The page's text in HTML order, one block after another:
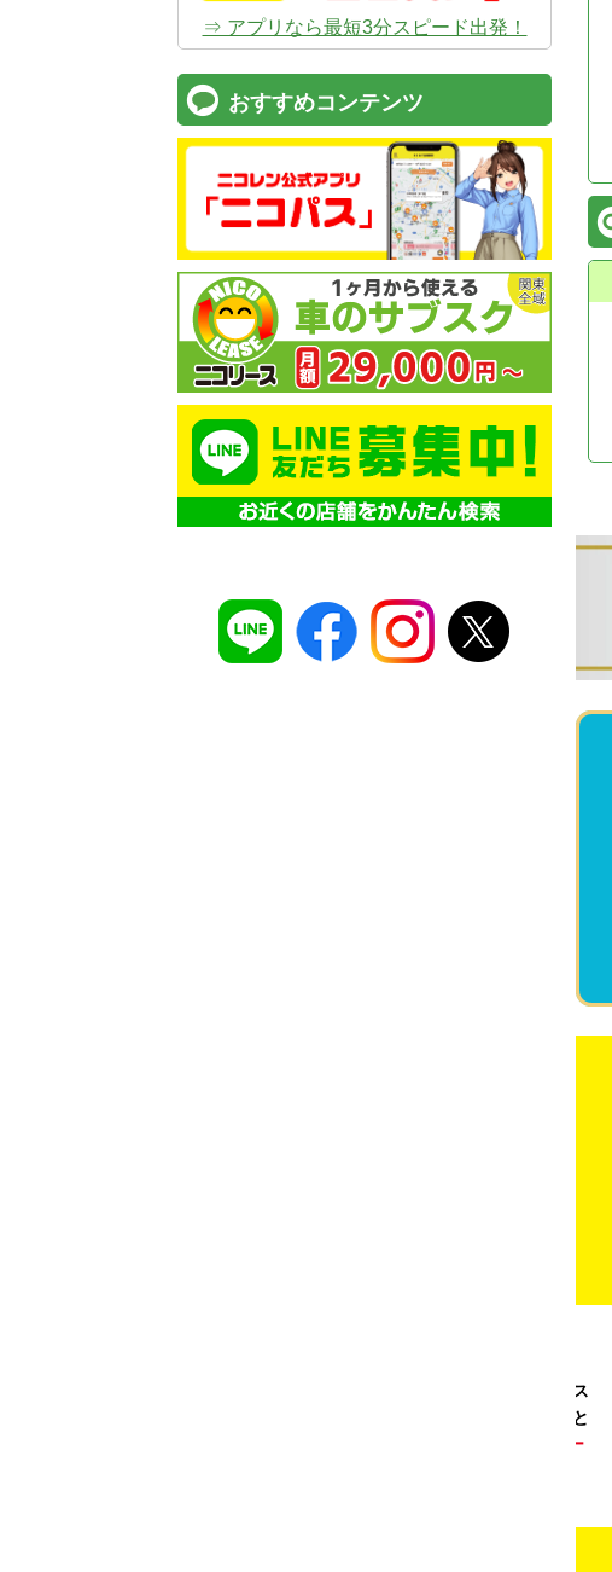
。ガソリンス
タンドや整備工場の既存インフラを活用すること
リー
⇒ アプリなら最短3分スピード出発！
おすすめコンテンツ